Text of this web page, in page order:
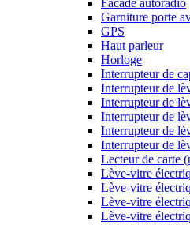
Facade autoradio
Garniture porte
GPS
Haut parleur
Horloge
Interrupteur de
Interrupteur de
Interrupteur de
Interrupteur de
Interrupteur de
Interrupteur de
Lecteur de carte
Lève-vitre
Lève-vitre
Lève-vitre
Lève-vitre